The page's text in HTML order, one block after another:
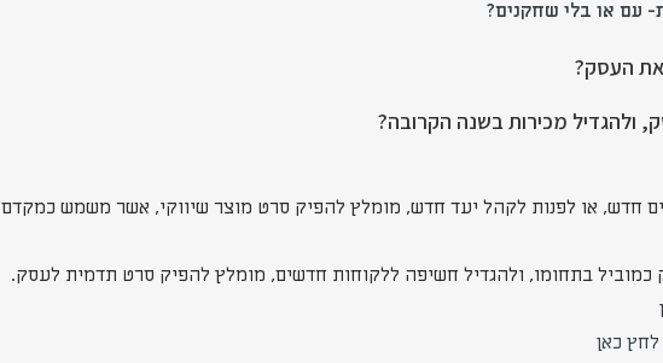
עם או בלי שחקנים?
את העסק?
ולהגדיל מכירות בשנה הקרובה?
חדש, או לפנות לקהל יעד חדש, מומלץ להפיק סרט מוצר שיווקי, אשר משמש כמקדם
כמוביל בתחומו, ולהגדיל חשיפה ללקוחות חדשים, מומלץ להפיק סרט תדמית לעסק.
כאן